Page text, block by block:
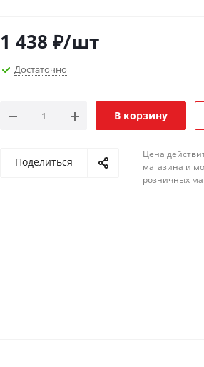
1 438 ₽/шт
Достаточно
В корзину
Поделиться
Цена
магазина и
розничных